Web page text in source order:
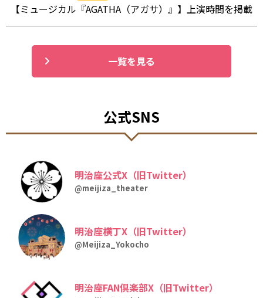
【ミュージカル『AGATHA（アガサ）』】上演時間を掲載
一覧を見る
公式SNS
明治座公式X（旧Twitter）
@meijiza_theater
明治座横丁X（旧Twitter）
@Meijiza_Yokocho
明治座FAN倶楽部X（旧Twitter）